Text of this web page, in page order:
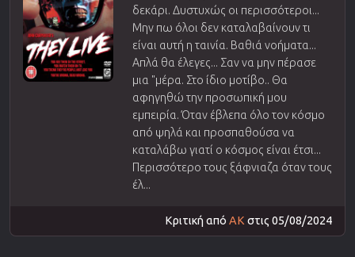
δεκάρι. Δυστυχώς οι περισσότεροι...
Μην πω όλοι δεν καταλαβαίνουν τι
είναι αυτή η ταινία. Βαθιά νοήματα...
Απλά θα έλεγες... Σαν να μην πέρασε
μια "μέρα. Στο ίδιο μοτίβο.. Θα
αφηγηθώ την προσωπική μου
εμπειρία. Όταν έβλεπα όλο τον κόσμο
από ψηλά και προσπαθούσα να
καταλάβω γιατί ο κόσμος είναι έτσι...
Περισσότερο τους ξάφνιαζα όταν τους
έλ...
Κριτική από AK στις 05/08/2024